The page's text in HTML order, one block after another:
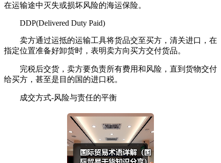
在运输途中灭失或损坏风险的海运保险。
DDP(Delivered Duty Paid)
卖方通过运抵的运输工具将货品交至买方，清关进口，在
指定位置准备好卸货时，表明卖方向买方交付货品。
完税后交货，卖方要负责所有费用和风险，直到货物交付
给买方，甚至是目的国的进口税。
成交方式-风险与责任的平衡